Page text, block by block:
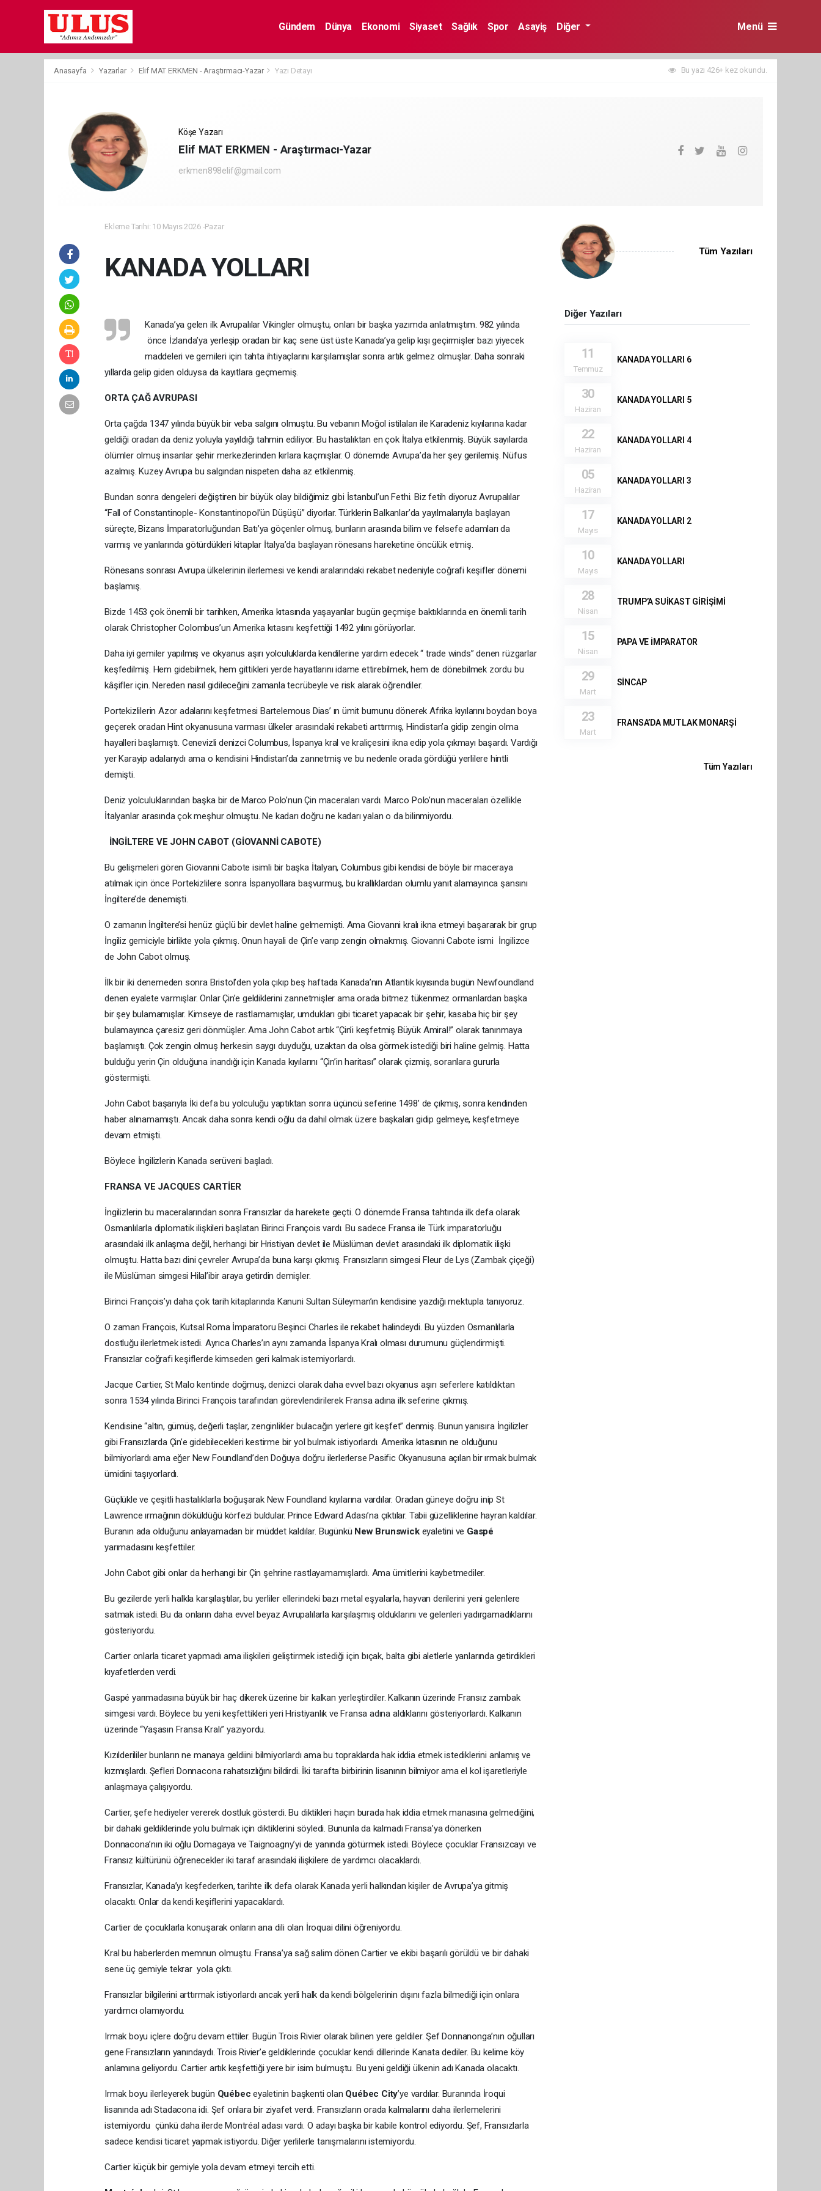
Gündem Dünya Ekonomi Siyaset Sağlık Spor Asayiş Diğer Menü
Anasayfa Yazarlar Elif MAT ERKMEN - Araştırmacı-Yazar Yazı Detayı Bu yazı 426+ kez okundu.
Köşe Yazarı
Elif MAT ERKMEN - Araştırmacı-Yazar
erkmen898elif@gmail.com
Ekleme Tarihi: 10 Mayıs 2026 -Pazar
KANADA YOLLARI
Kanada’ya gelen ilk Avrupalılar Vikingler olmuştu, onları bir başka yazımda anlatmıştım. 982 yılında
önce İzlanda’ya yerleşip oradan bir kaç sene üst üste Kanada’ya gelip kışı geçirmişler bazı yiyecek
maddeleri ve gemileri için tahta ihtiyaçlarını karşılamışlar sonra artık gelmez olmuşlar. Daha sonraki
yıllarda gelip giden olduysa da kayıtlara geçmemiş.
ORTA ÇAĞ AVRUPASI
Orta çağda 1347 yılında büyük bir veba salgını olmuştu. Bu vebanın Moğol istilaları ile Karadeniz kıyılarına kadar
geldiği oradan da deniz yoluyla yayıldığı tahmin ediliyor. Bu hastalıktan en çok İtalya etkilenmiş. Büyük sayılarda
ölümler olmuş insanlar şehir merkezlerinden kırlara kaçmışlar. O dönemde Avrupa’da her şey gerilemiş. Nüfus
azalmış. Kuzey Avrupa bu salgından nispeten daha az etkilenmiş.
Bundan sonra dengeleri değiştiren bir büyük olay bildiğimiz gibi İstanbul’un Fethi. Biz fetih diyoruz Avrupalılar
“Fall of Constantinople- Konstantinopol’ün Düşüşü” diyorlar. Türklerin Balkanlar’da yayılmalarıyla başlayan
süreçte, Bizans İmparatorluğundan Batı’ya göçenler olmuş, bunların arasında bilim ve felsefe adamları da
varmış ve yanlarında götürdükleri kitaplar İtalya’da başlayan rönesans hareketine öncülük etmiş.
Rönesans sonrası Avrupa ülkelerinin ilerlemesi ve kendi aralarındaki rekabet nedeniyle coğrafi keşifler dönemi
başlamış.
Bizde 1453 çok önemli bir tarihken, Amerika kıtasında yaşayanlar bugün geçmişe baktıklarında en önemli tarih
olarak Christopher Colombus’un Amerika kıtasını keşfettiği 1492 yılını görüyorlar.
Daha iyi gemiler yapılmış ve okyanus aşırı yolculuklarda kendilerine yardım edecek “ trade winds” denen rüzgarlar
keşfedilmiş. Hem gidebilmek, hem gittikleri yerde hayatlarını idame ettirebilmek, hem de dönebilmek zordu bu
kâşifler için. Nereden nasıl gidileceğini zamanla tecrübeyle ve risk alarak öğrendiler.
Portekizlilerin Azor adalarını keşfetmesi Bartelemous Dias’ ın ümit burnunu dönerek Afrika kıyılarını boydan boya
geçerek oradan Hint okyanusuna varması ülkeler arasındaki rekabeti arttırmış, Hindistan’a gidip zengin olma
hayalleri başlamıştı. Cenevizli denizci Columbus, İspanya kral ve kraliçesini ikna edip yola çıkmayı başardı. Vardığı
yer Karayip adalarıydı ama o kendisini Hindistan’da zannetmiş ve bu nedenle orada gördüğü yerlilere hintli
demişti.
Deniz yolculuklarından başka bir de Marco Polo’nun Çin maceraları vardı. Marco Polo’nun maceraları özellikle
İtalyanlar arasında çok meşhur olmuştu. Ne kadarı doğru ne kadarı yalan o da bilinmiyordu.
İNGİLTERE VE JOHN CABOT (GİOVANNİ CABOTE)
Bu gelişmeleri gören Giovanni Cabote isimli bir başka İtalyan, Columbus gibi kendisi de böyle bir maceraya
atılmak için önce Portekizlilere sonra İspanyollara başvurmuş, bu krallıklardan olumlu yanıt alamayınca şansını
İngiltere’de denemişti.
O zamanın İngiltere’si henüz güçlü bir devlet haline gelmemişti. Ama Giovanni kralı ikna etmeyi başararak bir grup
İngiliz gemiciyle birlikte yola çıkmış. Onun hayali de Çin’e varıp zengin olmakmış. Giovanni Cabote ismi İngilizce
de John Cabot olmuş.
İlk bir iki denemeden sonra Bristol’den yola çıkıp beş haftada Kanada’nın Atlantik kıyısında bugün Newfoundland
denen eyalete varmışlar. Onlar Çin’e geldiklerini zannetmişler ama orada bitmez tükenmez ormanlardan başka
bir şey bulamamışlar. Kimseye de rastlamamışlar, umdukları gibi ticaret yapacak bir şehir, kasaba hiç bir şey
bulamayınca çaresiz geri dönmüşler. Ama John Cabot artık “Çin’i keşfetmiş Büyük Amiral!” olarak tanınmaya
başlamıştı. Çok zengin olmuş herkesin saygı duyduğu, uzaktan da olsa görmek istediği biri haline gelmiş. Hatta
bulduğu yerin Çin olduğuna inandığı için Kanada kıyılarını “Çin’in haritası” olarak çizmiş, soranlara gururla
göstermişti.
John Cabot başarıyla İki defa bu yolculuğu yaptıktan sonra üçüncü seferine 1498’ de çıkmış, sonra kendinden
haber alınamamıştı. Ancak daha sonra kendi oğlu da dahil olmak üzere başkaları gidip gelmeye, keşfetmeye
devam etmişti.
Böylece İngilizlerin Kanada serüveni başladı.
FRANSA VE JACQUES CARTİER
İngilizlerin bu maceralarından sonra Fransızlar da harekete geçti. O dönemde Fransa tahtında ilk defa olarak
Osmanlılarla diplomatik ilişkileri başlatan Birinci François vardı. Bu sadece Fransa ile Türk imparatorluğu
arasındaki ilk anlaşma değil, herhangi bir Hristiyan devlet ile Müslüman devlet arasındaki ilk diplomatik ilişki
olmuştu. Hatta bazı dini çevreler Avrupa’da buna karşı çıkmış. Fransızların simgesi Fleur de Lys (Zambak çiçeği)
ile Müslüman simgesi Hilal’ibir araya getirdin demişler.
Birinci François’yı daha çok tarih kitaplarında Kanuni Sultan Süleyman’ın kendisine yazdığı mektupla tanıyoruz.
O zaman François, Kutsal Roma İmparatoru Beşinci Charles ile rekabet halindeydi. Bu yüzden Osmanlılarla
dostluğu ilerletmek istedi. Ayrıca Charles’ın aynı zamanda İspanya Kralı olması durumunu güçlendirmişti.
Fransızlar coğrafi keşiflerde kimseden geri kalmak istemiyorlardı.
Jacque Cartier, St Malo kentinde doğmuş, denizci olarak daha evvel bazı okyanus aşırı seferlere katıldıktan
sonra 1534 yılında Birinci François tarafından görevlendirilerek Fransa adına ilk seferine çıkmış.
Kendisine “altın, gümüş, değerli taşlar, zenginlikler bulacağın yerlere git keşfet” denmiş. Bunun yanısıra İngilizler
gibi Fransızlarda Çin’e gidebilecekleri kestirme bir yol bulmak istiyorlardı. Amerika kıtasının ne olduğunu
bilmiyorlardı ama eğer New Foundland’den Doğuya doğru ilerlerlerse Pasific Okyanusuna açılan bir ırmak bulmak
ümidini taşıyorlardı.
Güçlükle ve çeşitli hastalıklarla boğuşarak New Foundland kıyılarına vardılar. Oradan güneye doğru inip St
Lawrence ırmağının döküldüğü körfezi buldular. Prince Edward Adası’na çıktılar. Tabii güzelliklerine hayran kaldılar.
Buranın ada olduğunu anlayamadan bir müddet kaldılar. Bugünkü New Brunswickeyaletini ve Gaspé
yarımadasını keşfettiler.
John Cabot gibi onlar da herhangi bir Çin şehrine rastlayamamışlardı. Ama ümitlerini kaybetmediler.
Bu gezilerde yerli halkla karşılaştılar, bu yerliler ellerindeki bazı metal eşyalarla, hayvan derilerini yeni gelenlere
satmak istedi. Bu da onların daha evvel beyaz Avrupalılarla karşılaşmış olduklarını ve gelenleri yadırgamadıklarını
gösteriyordu.
Cartier onlarla ticaret yapmadı ama ilişkileri geliştirmek istediği için bıçak, balta gibi aletlerle yanlarında getirdikleri
kıyafetlerden verdi.
Gaspé yarımadasına büyük bir haç dikerek üzerine bir kalkan yerleştirdiler. Kalkanın üzerinde Fransız zambak
simgesi vardı. Böylece bu yeni keşfettikleri yeri Hristiyanlık ve Fransa adına aldıklarını gösteriyorlardı. Kalkanın
üzerinde “Yaşasın Fransa Kralı” yazıyordu.
Kızılderililer bunların ne manaya geldiini bilmiyorlardı ama bu topraklarda hak iddia etmek istediklerini anlamış ve
kızmışlardı. Şefleri Donnacona rahatsızlığını bildirdi. İki tarafta birbirinin lisanının bilmiyor ama el kol işaretleriyle
anlaşmaya çalışıyordu.
Cartier, şefe hediyeler vererek dostluk gösterdi. Bu diktikleri haçın burada hak iddia etmek manasına gelmediğini,
bir dahaki geldiklerinde yolu bulmak için diktiklerini söyledi. Bununla da kalmadı Fransa’ya dönerken
Donnacona’nın iki oğlu Domagaya ve Taignoagny’yi de yanında götürmek istedi. Böylece çocuklar Fransızcayı ve
Fransız kültürünü öğrenecekler iki taraf arasındaki ilişkilere de yardımcı olacaklardı.
Fransızlar, Kanada’yı keşfederken, tarihte ilk defa olarak Kanada yerli halkından kişiler de Avrupa’ya gitmiş
olacaktı. Onlar da kendi keşiflerini yapacaklardı.
Cartier de çocuklarla konuşarak onların ana dili olan İroquai dilini öğreniyordu.
Kral bu haberlerden memnun olmuştu. Fransa’ya sağ salim dönen Cartier ve ekibi başarılı görüldü ve bir dahaki
sene üç gemiyle tekrar yola çıktı.
Fransızlar bilgilerini arttırmak istiyorlardı ancak yerli halk da kendi bölgelerinin dışını fazla bilmediği için onlara
yardımcı olamıyordu.
Irmak boyu içlere doğru devam ettiler. Bugün Trois Rivier olarak bilinen yere geldiler. Şef Donnanonga’nın oğulları
gene Fransızların yanındaydı. Trois Rivier’e geldiklerinde çocuklar kendi dillerinde Kanata dediler. Bu kelime köy
anlamına geliyordu. Cartier artık keşfettiği yere bir isim bulmuştu. Bu yeni geldiği ülkenin adı Kanada olacaktı.
Irmak boyu ilerleyerek bugün Québec eyaletinin başkenti olan Québec City’ye vardılar. Buranında İroqui
lisanında adı Stadacona idi. Şef onlara bir ziyafet verdi. Fransızların orada kalmalarını daha ilerlemelerini
istemiyordu çünkü daha ilerde Montréal adası vardı. O adayı başka bir kabile kontrol ediyordu. Şef, Fransızlarla
sadece kendisi ticaret yapmak istiyordu. Diğer yerlilerle tanışmalarını istemiyordu.
Cartier küçük bir gemiyle yola devam etmeyi tercih etti.
Tüm Yazıları
Diğer Yazıları
11
Temmuz
KANADA YOLLARI 6
30
Haziran
KANADA YOLLARI 5
22
Haziran
KANADA YOLLARI 4
05
Haziran
KANADA YOLLARI 3
17
Mayıs
KANADA YOLLARI 2
10
Mayıs
KANADA YOLLARI
28
Nisan
TRUMP’A SUİKAST GİRİŞİMİ
15
Nisan
PAPA VE İMPARATOR
29
Mart
SİNCAP
23
Mart
FRANSA’DA MUTLAK MONARŞİ
Tüm Yazıları